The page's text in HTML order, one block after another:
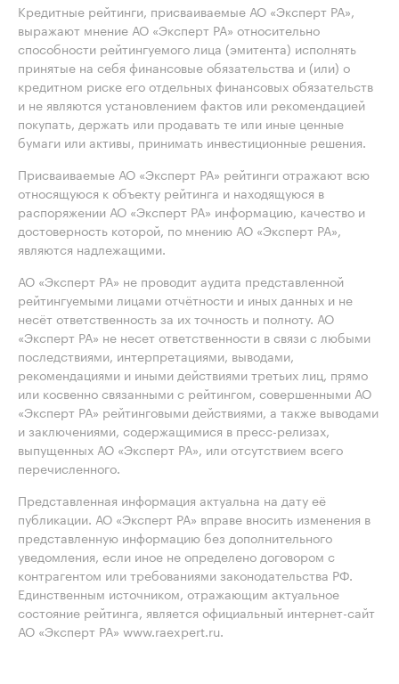
Кредитные рейтинги, присваиваемые АО «Эксперт РА»,
выражают мнение АО «Эксперт РА» относительно
способности рейтингуемого лица (эмитента) исполнять
принятые на себя финансовые обязательства и (или) о
кредитном риске его отдельных финансовых обязательств
и не являются установлением фактов или рекомендацией
покупать, держать или продавать те или иные ценные
бумаги или активы, принимать инвестиционные решения.
Присваиваемые АО «Эксперт РА» рейтинги отражают всю
относящуюся к объекту рейтинга и находящуюся в
распоряжении АО «Эксперт РА» информацию, качество и
достоверность которой, по мнению АО «Эксперт РА»,
являются надлежащими.
АО «Эксперт РА» не проводит аудита представленной
рейтингуемыми лицами отчётности и иных данных и не
несёт ответственность за их точность и полноту. АО
«Эксперт РА» не несет ответственности в связи с любыми
последствиями, интерпретациями, выводами,
рекомендациями и иными действиями третьих лиц, прямо
или косвенно связанными с рейтингом, совершенными АО
«Эксперт РА» рейтинговыми действиями, а также выводами
и заключениями, содержащимися в пресс-релизах,
выпущенных АО «Эксперт РА», или отсутствием всего
перечисленного.
Представленная информация актуальна на дату её
публикации. АО «Эксперт РА» вправе вносить изменения в
представленную информацию без дополнительного
уведомления, если иное не определено договором с
контрагентом или требованиями законодательства РФ.
Единственным источником, отражающим актуальное
состояние рейтинга, является официальный интернет-сайт
АО «Эксперт РА» www.raexpert.ru.